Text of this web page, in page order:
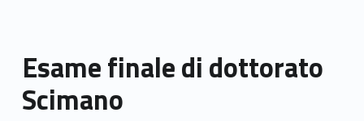
Esame finale di dottorato
Scimano